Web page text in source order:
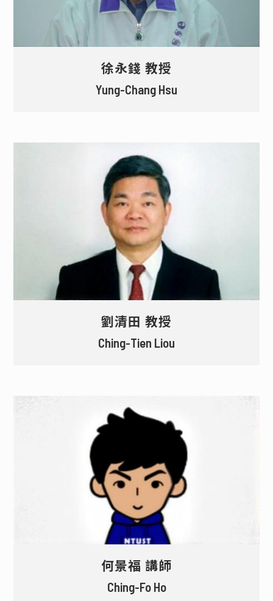
徐永錢 教授
Yung-Chang Hsu
劉清田 教授
Ching-Tien Liou
何景福 講師
Ching-Fo Ho